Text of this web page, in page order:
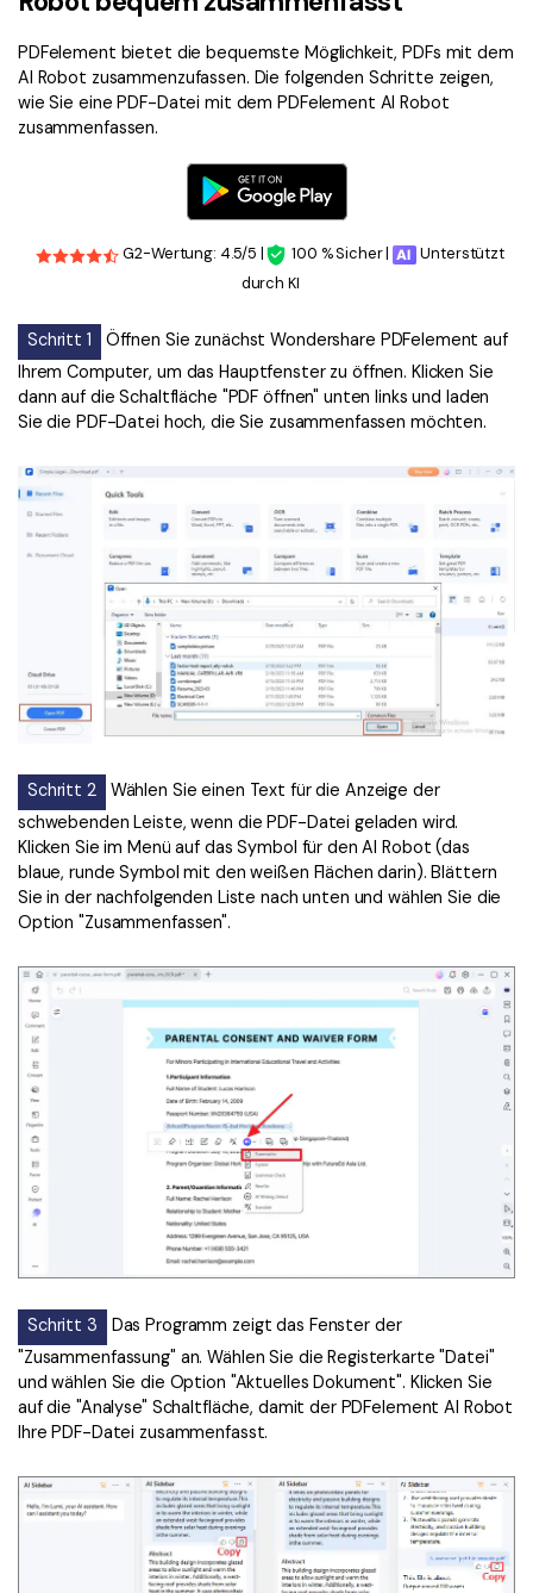
PDFelement bietet die bequemste Möglichkeit, PDFs mit dem
AI Robot zusammenzufassen. Die folgenden Schritte zeigen,
wie Sie eine PDF-Datei mit dem PDFelement AI Robot
zusammenfassen.
G2-Wertung: 4.5/5 | 100 % Sicher |
Unterstützt
durch KI
Schritt 1
Öffnen Sie zunächst Wondershare PDFelement auf
Ihrem Computer, um das Hauptfenster zu öffnen. Klicken Sie
dann auf die Schaltfläche "PDF öffnen" unten links und laden
Sie die PDF-Datei hoch, die Sie zusammenfassen möchten.
Schritt 2
Wählen Sie einen Text für die Anzeige der
schwebenden Leiste, wenn die PDF-Datei geladen wird.
Klicken Sie im Menü auf das Symbol für den AI Robot (das
blaue, runde Symbol mit den weißen Flächen darin). Blättern
Sie in der nachfolgenden Liste nach unten und wählen Sie die
Option "Zusammenfassen".
Schritt 3
Das Programm zeigt das Fenster der
"Zusammenfassung" an. Wählen Sie die Registerkarte "Datei"
und wählen Sie die Option "Aktuelles Dokument". Klicken Sie
auf die "Analyse" Schaltfläche, damit der PDFelement AI Robot
Ihre PDF-Datei zusammenfasst.